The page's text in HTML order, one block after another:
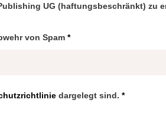
UG (haftungsbeschränkt) zu
von Spam *
dargelegt sind. *